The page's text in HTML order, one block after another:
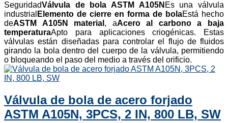
SeguridadVálvula de bola ASTM A105N Es una válvula
industrial Elemento de cierre en forma de bolaEstá hecho
deASTM A105N material , aAcero al carbono a baja
temperaturaApto para aplicaciones criogénicas. Estas
válvulas están diseñadas para controlar el flujo de fluidos
girando la bola dentro del cuerpo de la válvula, permitiendo
o bloqueando el paso del medio a través del orificio.
Válvula de bola de acero forjado
ASTM A105N, 3PCS, 2 IN, 800 LB, SW